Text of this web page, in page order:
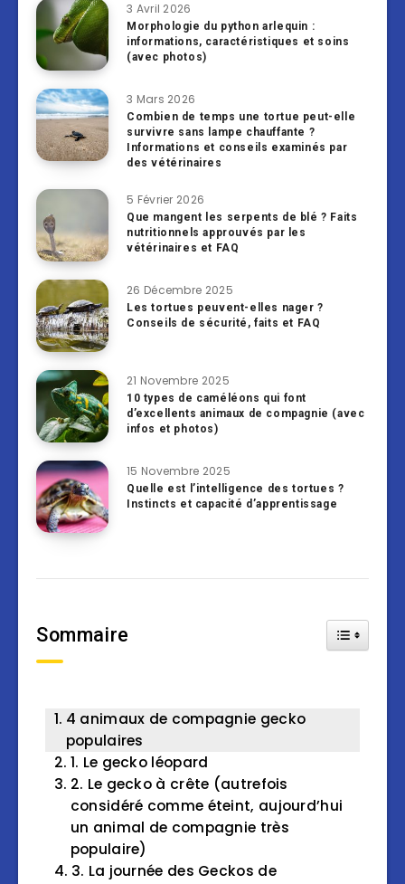
3 Avril 2026
Morphologie du python arlequin :
informations, caractéristiques et soins
(avec photos)
3 Mars 2026
Combien de temps une tortue peut-elle
survivre sans lampe chauffante ?
Informations et conseils examinés par
des vétérinaires
5 Février 2026
Que mangent les serpents de blé ? Faits
nutritionnels approuvés par les
vétérinaires et FAQ
26 Décembre 2025
Les tortues peuvent-elles nager ?
Conseils de sécurité, faits et FAQ
21 Novembre 2025
10 types de caméléons qui font
d’excellents animaux de compagnie (avec
infos et photos)
15 Novembre 2025
Quelle est l’intelligence des tortues ?
Instincts et capacité d’apprentissage
Sommaire Toggle
4 animaux de compagnie gecko
populaires
1. Le gecko léopard
2. Le gecko à crête (autrefois
considéré comme éteint, aujourd’hui
un animal de compagnie très
populaire)
3. La journée des Geckos de